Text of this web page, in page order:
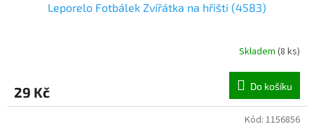
Leporelo Fotbálek Zvířátka na hřišti (4583)
Skladem (8 ks)
29 Kč Do košíku
Kód: 1156856